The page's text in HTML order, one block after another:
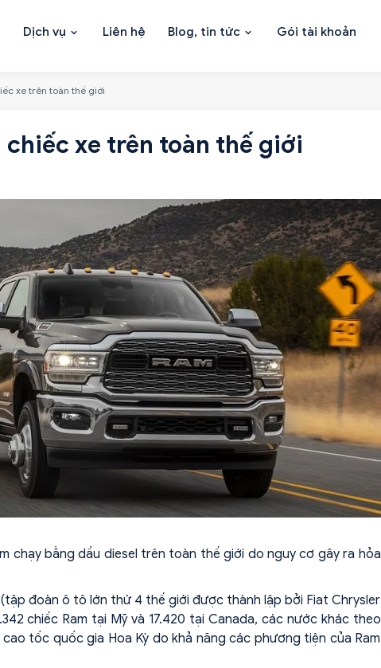
Dịch vụ Liên hệ Blog, tin tức Gói tài khoản
xe trên toàn thế giới
xe trên toàn thế giới
chạy bằng dầu diesel trên toàn thế giới do nguy cơ gây ra hỏa
đoàn ô tô lớn thứ 4 thế giới được thành lập bởi Fiat Chrysler
chiếc Ram tại Mỹ và 17.420 tại Canada, các nước khác theo
tốc quốc gia Hoa Kỳ do khả năng các phương tiện của Ram